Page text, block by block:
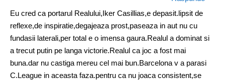
Eu cred ca portarul Realului,Iker Casillias,e depasit.lipsit de
reflexe,de inspiratie,degajeaza prost,paseaza in aut nu cu
fundasii laterali,per total e o imensa gaura.Realul a dominat si
a trecut putin pe langa victorie.Realul ca joc a fost mai
buna.dar nu castiga mereu cel mai bun.Barcelona v a parasi
C.League in aceasta faza.pentru ca nu joaca consistent,se